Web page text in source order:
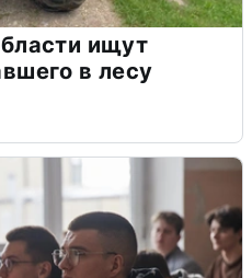
ищут
в лесу